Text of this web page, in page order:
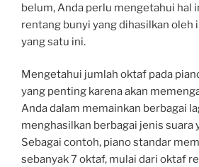
belum, Anda perlu mengetahui hal
rentang bunyi yang dihasilkan
yang satu ini.
Mengetahui jumlah oktaf pada
yang penting karena akan
Anda dalam memainkan berbagai
menghasilkan berbagai jenis suara
Sebagai contoh, piano standar
sebanyak 7 oktaf, mulai dari oktaf